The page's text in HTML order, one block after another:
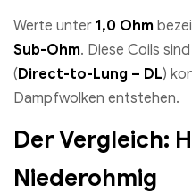
Werte unter 1,0 Ohm
Sub-Ohm. Diese Coils
(Direct-to-Lung – DL)
Dampfwolken entstehen.
Der Vergleich:
Niederohmig